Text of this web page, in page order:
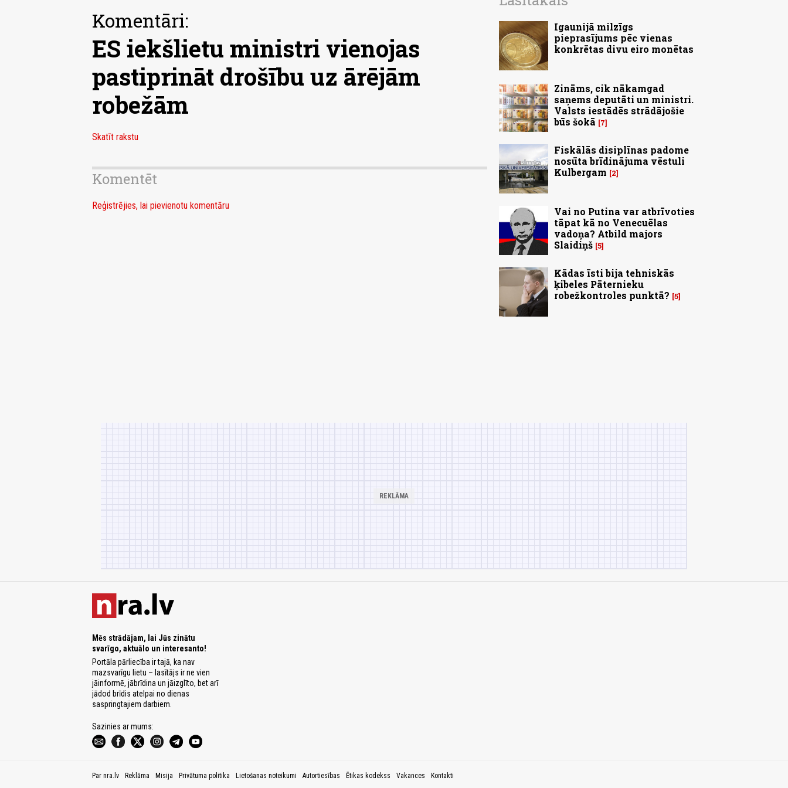
Komentāri:
ES iekšlietu ministri vienojas
pastiprināt drošību uz ārējām
robežām
Skatīt rakstu
Komentēt
Reģistrējies, lai pievienotu komentāru
Igaunijā milzīgs
pieprasījums pēc vienas
konkrētas divu eiro monētas
Zināms, cik nākamgad
saņems deputāti un ministri.
Valsts iestādēs strādājošie
būs šokā
7
Fiskālās disiplīnas padome
nosūta brīdinājuma vēstuli
Kulbergam
2
Vai no Putina var atbrīvoties
tāpat kā no Venecuēlas
vadoņa? Atbild majors
Slaidiņš 5
Kādas īsti bija tehniskās
ķibeles Pāternieku
robežkontroles punktā? 5
Mēs strādājam, lai Jūs zinātu
svarīgo, aktuālo un interesanto!
Portāla pārliecība ir tajā, ka nav
mazsvarīgu lietu – lasītājs ir ne vien
jāinformē, jābrīdina un jāizglīto, bet arī
jādod brīdis atelpai no dienas
saspringtajiem darbiem.
Sazinies ar mums:
Par nra.lv Reklāma Misija Privātuma politika Lietošanas noteikumi Autortiesības Ētikas kodekss Vakances Kontakti